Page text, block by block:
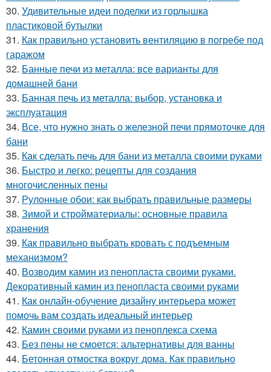
30. Удивительные идеи поделки из горлышка
пластиковой бутылки
31. Как правильно установить вентиляцию в погребе под
гаражом
32. Банные печи из металла: все варианты для
домашней бани
33. Банная печь из металла: выбор, установка и
эксплуатация
34. Все, что нужно знать о железной печи прямоточке для
бани
35. Как сделать печь для бани из металла своими руками
36. Быстро и легко: рецепты для создания
многочисленных пены
37. Рулонные обои: как выбрать правильные размеры
38. Зимой и стройматериалы: основные правила
хранения
39. Как правильно выбрать кровать с подъемным
механизмом?
40. Возводим камин из пенопласта своими руками.
Декоративный камин из пенопласта своими руками
41. Как онлайн-обучение дизайну интерьера может
помочь вам создать идеальный интерьер
42. Камин своими руками из пеноплекса схема
43. Без пены не смоется: альтернативы для ванны
44. Бетонная отмостка вокруг дома. Как правильно